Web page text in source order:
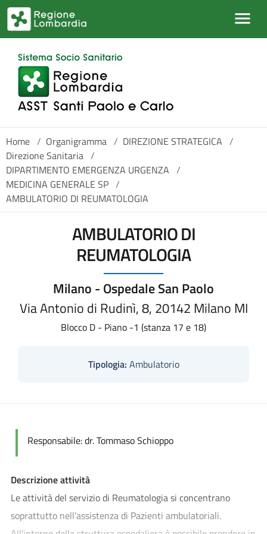
Salta al contenuto principale
Home / Organigramma / DIREZIONE STRATEGICA /
Direzione Sanitaria /
DIPARTIMENTO EMERGENZA URGENZA /
MEDICINA GENERALE SP /
AMBULATORIO DI REUMATOLOGIA
AMBULATORIO DI
REUMATOLOGIA
Milano - Ospedale San Paolo
Via Antonio di Rudinì, 8, 20142 Milano MI
Blocco D - Piano -1 (stanza 17 e 18)
Tipologia: Ambulatorio
Responsabile: dr. Tommaso Schioppo
Descrizione attività
Le attività del servizio di Reumatologia si concentrano
soprattutto nell’assistenza di Pazienti ambulatoriali.